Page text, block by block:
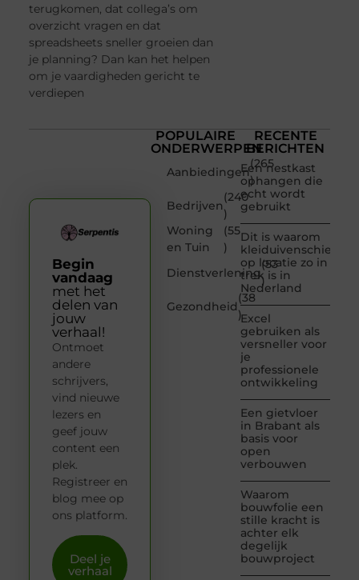
terugkomen, dat collega’s om
overzicht vragen en dat
spreadsheets sneller groeien dan
je planning? Dan kan het helpen
om je vaardigheden gericht te
verdiepen
POPULAIRE
ONDERWERPEN
Aanbiedingen
(265
)
Bedrijven
(240
)
Woning
en Tuin
(55
)
Dienstverlening
(53
)
Gezondheid
(38
)
RECENTE
BERICHTEN
Een nestkast
ophangen die
echt wordt
gebruikt
Dit is waarom
kleiduivenschieten
op locatie zo in
trek is in
Nederland
Excel
gebruiken als
versneller voor
je
professionele
ontwikkeling
Een gietvloer
in Brabant als
basis voor
open
verbouwen
Waarom
bouwfolie een
stille kracht is
achter elk
degelijk
bouwproject
Begin
vandaag
met het
delen van
jouw
verhaal!
Ontmoet
andere
schrijvers,
vind nieuwe
lezers en
geef jouw
content een
plek.
Registreer en
blog mee op
ons platform.
Deel je
verhaal